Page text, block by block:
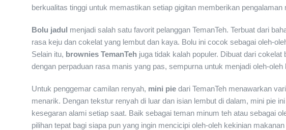
berkualitas tinggi untuk memastikan setiap gigitan memberikan pengalaman
Bolu jadul menjadi salah satu favorit pelanggan TemanTeh. Terbuat dari
rasa keju dan cokelat yang lembut dan kaya. Bolu ini cocok sebagai oleh-
Selain itu, brownies TemanTeh juga tidak kalah populer. Dibuat dari
dengan perpaduan rasa manis yang pas, sempurna untuk menjadi oleh-
Untuk penggemar camilan renyah, mini pie dari TemanTeh menawarkan
menarik. Dengan tekstur renyah di luar dan isian lembut di dalam, mini pie
kesegaran alami setiap saat. Baik sebagai teman minum teh atau sebagai
pilihan tepat bagi siapa pun yang ingin mencicipi oleh-oleh kekinian